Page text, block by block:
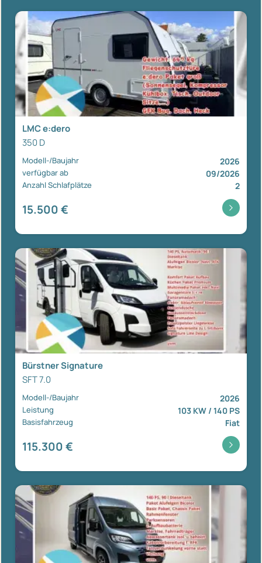
LMC e:dero
350 D
Modell-/Baujahr 2026
verfügbar ab 09/2026
Anzahl Schlafplätze 2
15.500 €
Bürstner Signature
SFT 7.0
Modell-/Baujahr 2026
Leistung 103 KW / 140 PS
Basisfahrzeug Fiat
115.300 €